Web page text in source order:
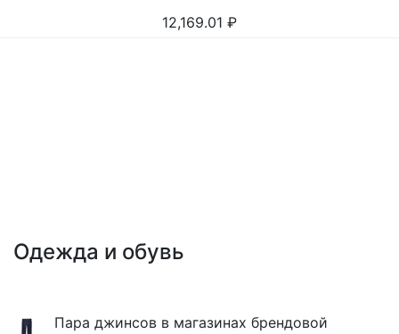
12,169.01 ₽
Одежда и обувь
Пара джинсов в магазинах брендовой